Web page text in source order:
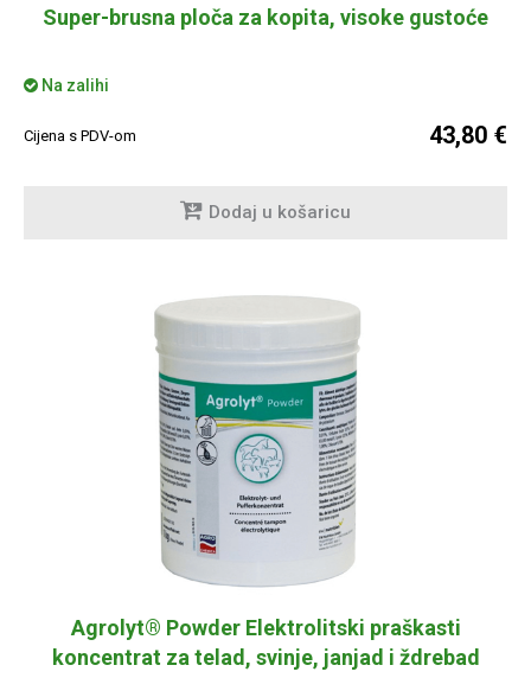
Super-brusna ploča za kopita, visoke gustoće
Na zalihi
Cijena s PDV-om 43,80 €
Dodaj u košaricu
Agrolyt® Powder Elektrolitski praškasti
koncentrat za telad, svinje, janjad i ždrebad